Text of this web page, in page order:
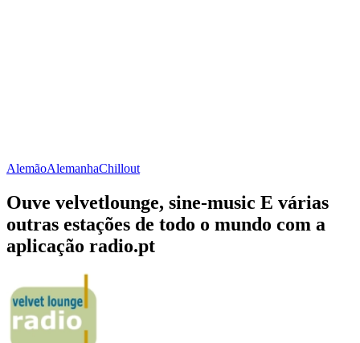
AlemãoAlemanhaChillout
Ouve velvetlounge, sine-music E várias
outras estações de todo o mundo com a
aplicação radio.pt